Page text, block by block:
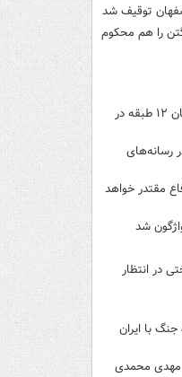
را هم محکوم
آتش سوزی مهیب یک ساختمان ۱۲ طبقه در
رسانه‌های
مقتدر خواهد
شد
در انتظار
با ایران
مهدی محمدی